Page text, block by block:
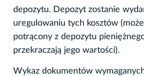
depozytu. Depozyt zostanie
uregulowaniu tych kosztów
potrącony z depozytu
przekraczają jego wartości).
Wykaz dokumentów